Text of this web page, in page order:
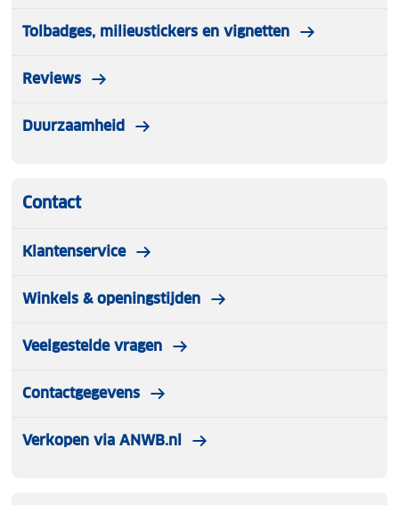
Tolbadges, milieustickers en vignetten
Reviews
Duurzaamheid
Contact
Klantenservice
Winkels & openingstijden
Veelgestelde vragen
Contactgegevens
Verkopen via ANWB.nl